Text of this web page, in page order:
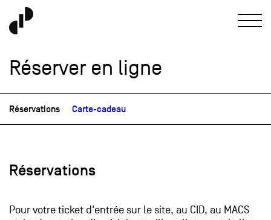
Réserver en ligne
Réservations Carte-cadeau
Réservations
Pour votre ticket d'entrée sur le site, au CID, au MACS